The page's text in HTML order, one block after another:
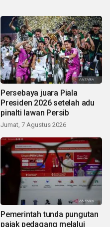
Persebaya juara Piala
Presiden 2026 setelah adu
pinalti lawan Persib
Jumat, 7 Agustus 2026
Pemerintah tunda pungutan
pajak pedagang melalui